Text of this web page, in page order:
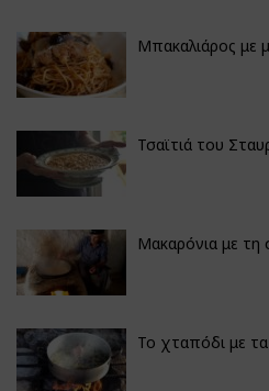
Μπακαλιάρος με
Τσαϊτιά του
Μακαρόνια με τη
Το χταπόδι με